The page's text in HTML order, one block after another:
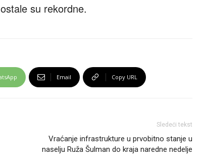
su rekordne.
Email Copy URL
Sledeći tekst
Vraćanje infrastrukture u prvobitno stanje u
naselju Ruža Šulman do kraja naredne nedelje